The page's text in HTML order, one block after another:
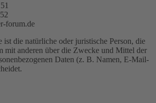
forum.de
ist die natürliche oder juristische Person, die
mit anderen über die Zwecke und Mittel der
Daten (z. B. Namen, E-Mail-